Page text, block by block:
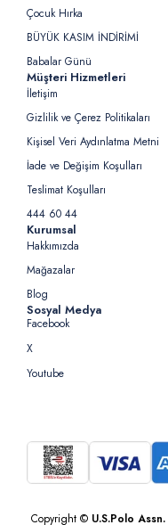
Çocuk Hırka
BÜYÜK KASIM İNDİRİMİ
Babalar Günü
Müşteri Hizmetleri
İletişim
Gizlilik ve Çerez Politikaları
Kişisel Veri Aydınlatma Metni
İade ve Değişim Koşulları
Teslimat Koşulları
444 60 44
Kurumsal
Hakkımızda
Mağazalar
Blog
Sosyal Medya
Facebook
X
Youtube
Copyright © U.S.Polo Assn.